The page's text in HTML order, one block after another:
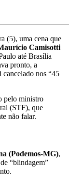
(5), uma cena que
Camisotti
até Brasília
pronto, a
cancelado nos “45
pelo ministro
(STF), que
não falar.
(Podemos-MG),
“blindagem”